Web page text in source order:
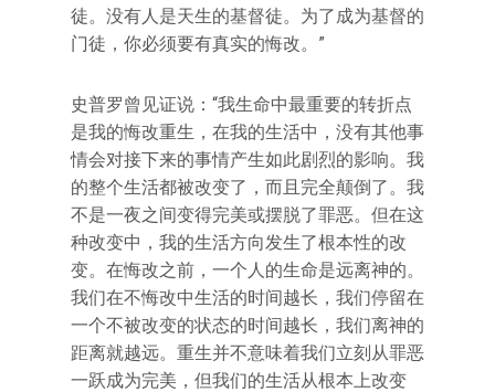
徒。没有人是天生的基督徒。为了成为基督的
门徒，你必须要有真实的悔改。”
史普罗曾见证说：“我生命中最重要的转折点
是我的悔改重生，在我的生活中，没有其他事
情会对接下来的事情产生如此剧烈的影响。我
的整个生活都被改变了，而且完全颠倒了。我
不是一夜之间变得完美或摆脱了罪恶。但在这
种改变中，我的生活方向发生了根本性的改
变。在悔改之前，一个人的生命是远离神的。
我们在不悔改中生活的时间越长，我们停留在
一个不被改变的状态的时间越长，我们离神的
距离就越远。重生并不意味着我们立刻从罪恶
一跃成为完美，但我们的生活从根本上改变